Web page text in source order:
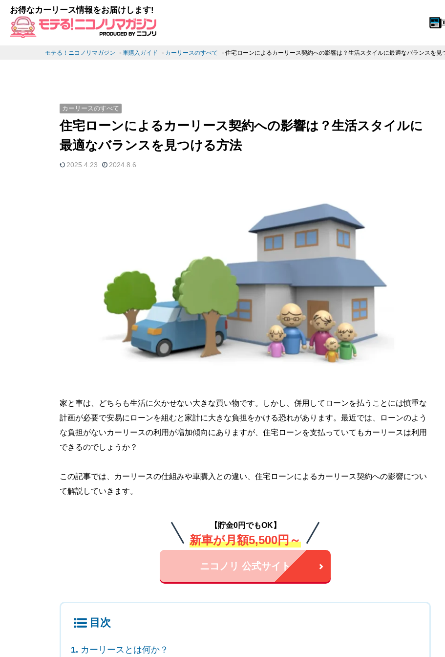
お得なカーリース情報をお届けします!
モテる！ニコノリマガジン 車購入ガイド カーリースのすべて 住宅ローンによるカーリース契約への影響は？生活スタイルに最適なバランスを見
カーリースのすべて
住宅ローンによるカーリース契約への影響は？生活スタイルに
最適なバランスを見つける方法
2025.4.23 2024.8.6
家と車は、どちらも生活に欠かせない大きな買い物です。しかし、併用してローンを払うことには慎重な
計画が必要で安易にローンを組むと家計に大きな負担をかける恐れがあります。最近では、ローンのよう
な負担がないカーリースの利用が増加傾向にありますが、住宅ローンを支払っていてもカーリースは利用
できるのでしょうか？
この記事では、カーリースの仕組みや車購入との違い、住宅ローンによるカーリース契約への影響につい
て解説していきます。
【貯金0円でもOK】
新車が月額5,500円～
ニコノリ 公式サイト
目次
カーリースとは何か？